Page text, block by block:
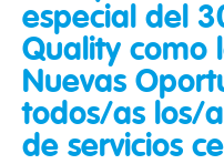
especial del
Quality como
Nuevas
todos/as los/
de servicios